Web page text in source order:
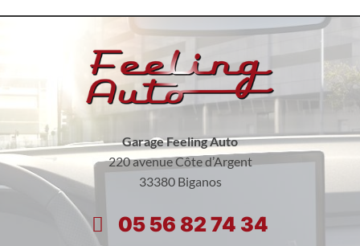
Garage Feeling Auto
220 avenue Côte d’Argent
33380 Biganos
05 56 82 74 34